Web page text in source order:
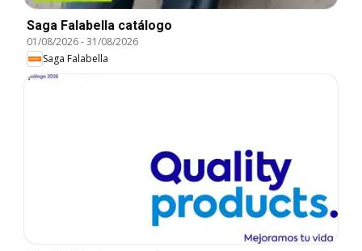
Saga Falabella catálogo
01/08/2026-31/08/2026
Saga Falabella